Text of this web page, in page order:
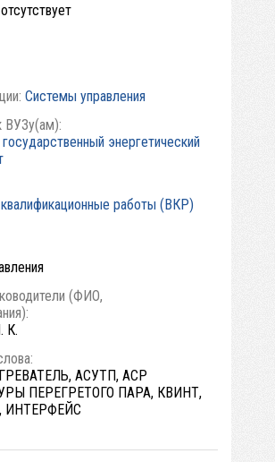
отсутствует
Системы управления
ВУЗу(ам):
энергетический
работы (ВКР)
(ФИО,
К.
АСУТП, АСР
ПЕРЕГРЕТОГО ПАРА, КВИНТ,
ИНТЕРФЕЙС